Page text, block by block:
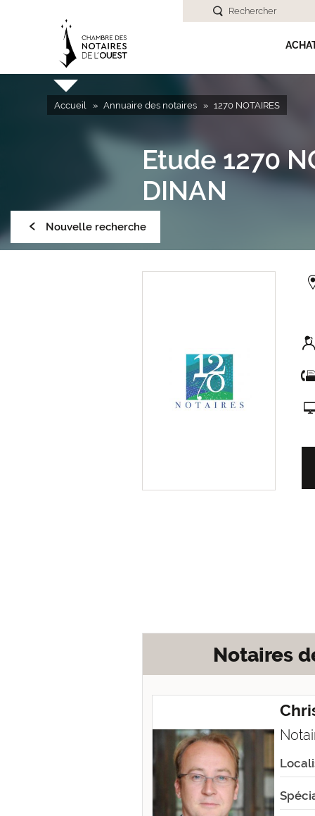
Rechercher
Accueil Annuaire des notaires 1270 NOTAIRES
Etude 1270
DINAN
Nouvelle recherche
Notaires